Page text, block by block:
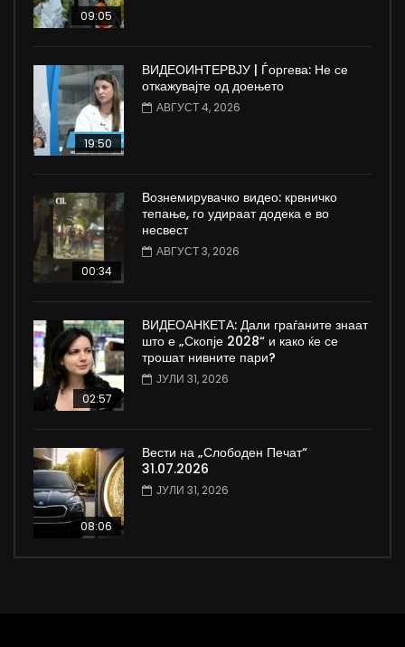
09:05
19:50
ВИДЕОИНТЕРВЈУ | Ѓоргева: Не се
откажувајте од доењето
АВГУСТ 4, 2026
00:34
Вознемирувачко видео: крвничко
тепање, го удираат додека е во
несвест
АВГУСТ 3, 2026
02:57
ВИДЕОАНКЕТА: Дали граѓаните знаат
што е „Скопје 2028“ и како ќе се
трошат нивните пари?
ЈУЛИ 31, 2026
08:06
Вести на „Слободен Печат“
31.07.2026
ЈУЛИ 31, 2026